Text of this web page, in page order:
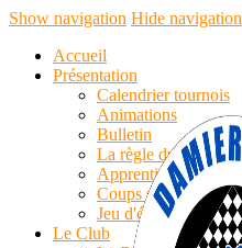
Show navigation Hide navigation
Accueil
Présentation
Calendrier tournois
Animations
Bulletin
La règle du jeu
Apprentissage
Coups simples
Jeu d'échecs
Le Club